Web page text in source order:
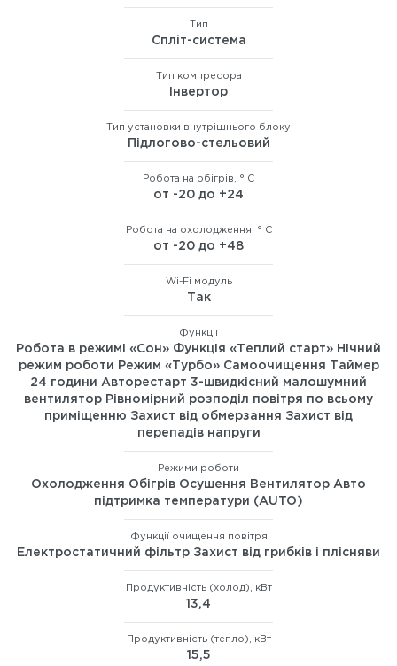
Тип
Сплiт-система
Тип компресора
Інвертор
Тип установки внутрішнього блоку
Підлогово-стельовий
Робота на обігрів, ° C
от -20 до +24
Робота на охолодження, ° C
от -20 до +48
Wi-Fi модуль
Так
Функції
Робота в режимі «Сон» Функція «Теплий старт» Нічний
режим роботи Режим «Турбо» Самоочищення Таймер
24 години Авторестарт 3-швидкісний малошумний
вентилятор Рівномірний розподіл повітря по всьому
приміщенню Захист від обмерзання Захист від
перепадів напруги
Режими роботи
Охолодження Обігрів Осушення Вентилятор Авто
підтримка температури (AUTO)
Функції очищення повітря
Електростатичний фільтр Захист від грибків і плісняви
Продуктивність (холод), кВт
13,4
Продуктивність (тепло), кВт
15,5